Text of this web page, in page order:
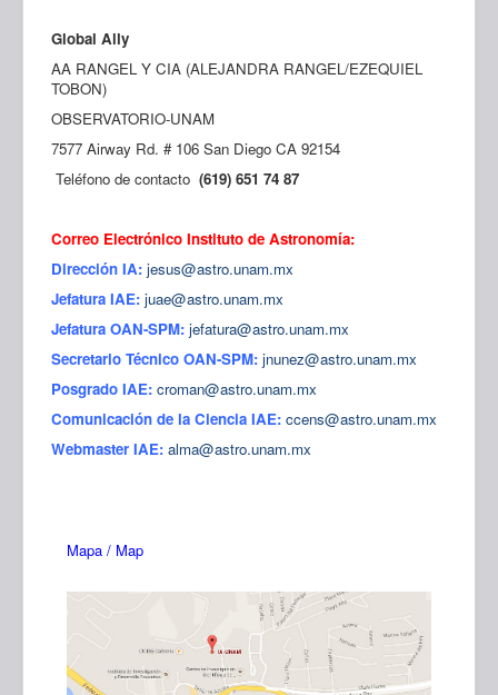
Global Ally
AA RANGEL Y CIA (ALEJANDRA RANGEL/EZEQUIEL
TOBON)
OBSERVATORIO-UNAM
7577 Airway Rd. # 106 San Diego CA 92154
Teléfono de contacto (619) 651 74 87
Correo Electrónico Instituto de Astronomía:
Dirección IA: jesus@astro.unam.mx
Jefatura IAE: juae@astro.unam.mx
Jefatura OAN-SPM: jefatura@astro.unam.mx
Secretario Técnico OAN-SPM: jnunez@astro.unam.mx
Posgrado IAE: croman@astro.unam.mx
Comunicación de la Ciencia IAE: ccens@astro.unam.mx
Webmaster IAE: alma@astro.unam.mx
Mapa / Map